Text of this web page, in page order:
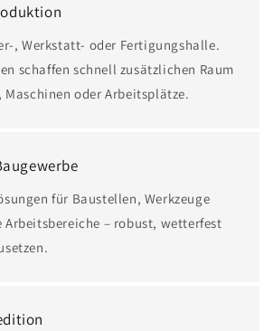
, Werkstatt- oder Fertigungshalle.
schaffen schnell zusätzlichen Raum
oder Arbeitsplätze.
für Baustellen, Werkzeuge
Arbeitsbereiche – robust, wetterfest